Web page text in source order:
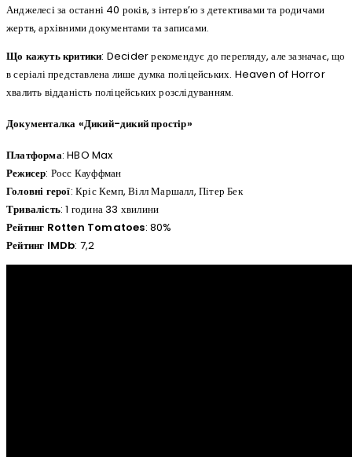
Анджелесі за останні 40 років, з інтерв’ю з детективами та родичами
жертв, архівними документами та записами.
Що кажуть критики: Decider рекомендує до перегляду, але зазначає, що
в серіалі представлена лише думка поліцейських. Heaven of Horror
хвалить відданість поліцейських розслідуванням.
Документалка «Дикий-дикий простір»
Платформа: HBO Max
Режисер: Росс Кауффман
Головні герої: Кріс Кемп, Вілл Маршалл, Пітер Бек
Тривалість: 1 година 33 хвилини
Рейтинг Rotten Tomatoes: 80%
Рейтинг IMDb: 7,2